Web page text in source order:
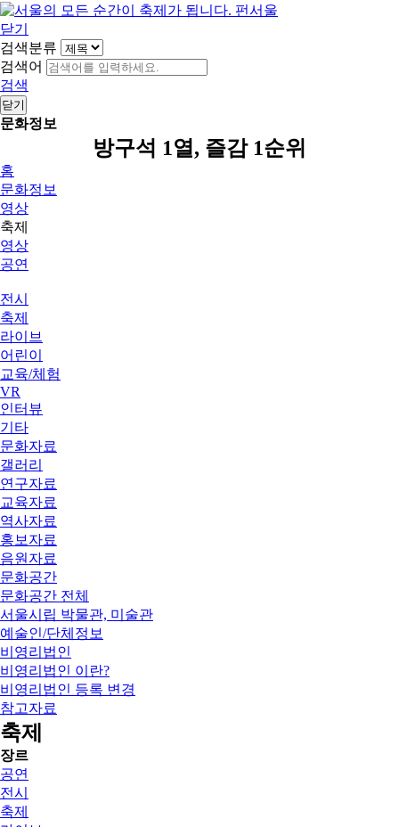
닫기
검색분류
검색어
검색
닫기
문화정보
방구석 1열, 즐감 1순위
홈
문화정보
영상
축제
영상
공연
전시
축제
라이브
어린이
교육/체험
VR
인터뷰
기타
문화자료
갤러리
연구자료
교육자료
역사자료
홍보자료
음원자료
문화공간
문화공간 전체
서울시립 박물관, 미술관
예술인/단체정보
비영리법인
비영리법인 이란?
비영리법인 등록 변경
참고자료
축제
장르
공연
전시
축제